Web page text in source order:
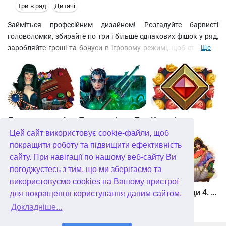
Цей сайт використовує cookie-файли, щоб
покращити роботу та підвищити ефективність
сайту. При навігації по нашому веб-сайту Ви
погоджуєтесь з тим, що ми зберігаємо та
використовуємо cookies на Вашому пристрої
для покращення користування даним сайтом.
Докладніше...
Три в ряд Дитячі
Займіться професійним дизайном! Розгадуйте барвисті
головоломки, збирайте по три і більше однакових фішок у ряд,
заробляйте гроші та бонуси в ігровому режимі, щоб створити
там різнокольорових екзотичних рибок, купіть для них
годівницю, аптечку з вітамінами, компресор, фільтр та безліч
найрізноманітніших прикрас. Відкривайте святковий сезон!
Ще
Джевел матч 4 Таємне місто. Підводне царство. колекційне видання Квадріум
Зберігач рун Мундус. Неможливий всесвіт Герої Еллади 4. Народження міфу